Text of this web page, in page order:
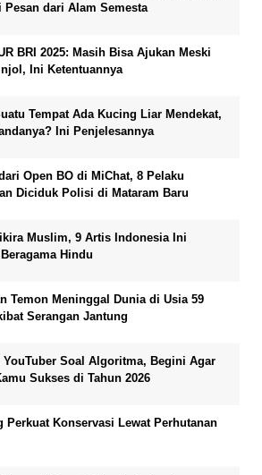
Pesan dari Alam Semesta
BRI 2025: Masih Bisa Ajukan Meski
Ini Ketentuannya
Tempat Ada Kucing Liar Mendekat,
Ini Penjelesannya
Open BO di MiChat, 8 Pelaku
Diciduk Polisi di Mataram Baru
Muslim, 9 Artis Indonesia Ini
Hindu
Temon Meninggal Dunia di Usia 59
Serangan Jantung
Soal Algoritma, Begini Agar
Sukses di Tahun 2026
Perkuat Konservasi Lewat Perhutanan